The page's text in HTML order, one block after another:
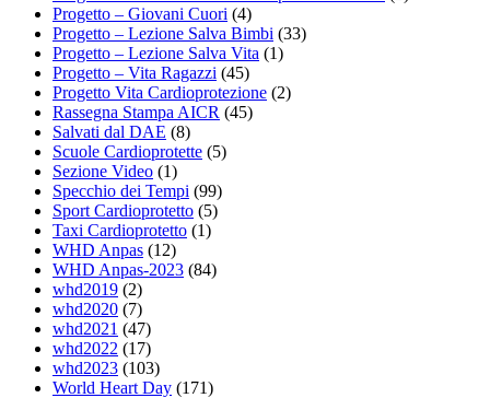
Progetto – Giovani Cuori (4)
Progetto – Lezione Salva Bimbi (33)
Progetto – Lezione Salva Vita (1)
Progetto – Vita Ragazzi (45)
Progetto Vita Cardioprotezione (2)
Rassegna Stampa AICR (45)
Salvati dal DAE (8)
Scuole Cardioprotette (5)
Sezione Video (1)
Specchio dei Tempi (99)
Sport Cardioprotetto (5)
Taxi Cardioprotetto (1)
WHD Anpas (12)
WHD Anpas-2023 (84)
whd2019 (2)
whd2020 (7)
whd2021 (47)
whd2022 (17)
whd2023 (103)
World Heart Day (171)